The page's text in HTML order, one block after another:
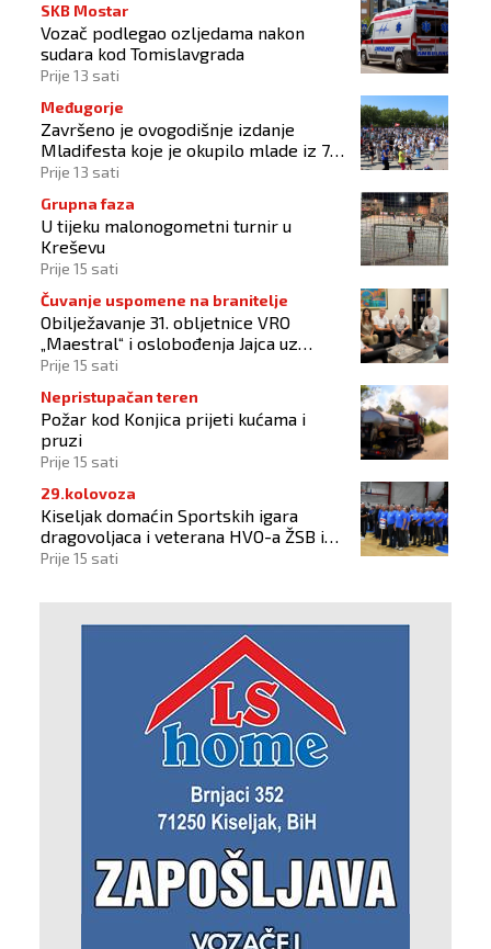
SKB Mostar
Vozač podlegao ozljedama nakon
sudara kod Tomislavgrada
Prije 13 sati
Međugorje
Završeno je ovogodišnje izdanje
Mladifesta koje je okupilo mlade iz 73
zemlje svijeta
Prije 13 sati
Grupna faza
U tijeku malonogometni turnir u
Kreševu
Prije 15 sati
Čuvanje uspomene na branitelje
Obilježavanje 31. obljetnice VRO
„Maestral“ i oslobođenja Jajca uz
pokroviteljstvo HNS-a BiH
Prije 15 sati
Nepristupačan teren
Požar kod Konjica prijeti kućama i
pruzi
Prije 15 sati
29.kolovoza
Kiseljak domaćin Sportskih igara
dragovoljaca i veterana HVO-a ŽSB i
Dana branitelja
Prije 15 sati